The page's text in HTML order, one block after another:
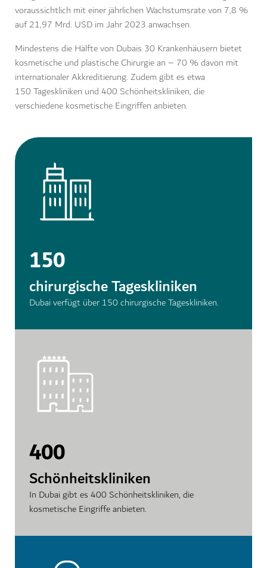
voraussichtlich mit einer jährlichen Wachstumsrate von 7,8 %
auf 21,97 Mrd. USD im Jahr 2023 anwachsen.
Mindestens die Hälfte von Dubais 30 Krankenhäusern bietet
kosmetische und plastische Chirurgie an – 70 % davon mit
internationaler Akkreditierung. Zudem gibt es etwa
150 Tageskliniken und 400 Schönheitskliniken, die
verschiedene kosmetische Eingriffen anbieten.
150
chirurgische Tageskliniken
Dubai verfügt über 150 chirurgische Tageskliniken.
400
Schönheitskliniken
In Dubai gibt es 400 Schönheitskliniken, die
kosmetische Eingriffe anbieten.